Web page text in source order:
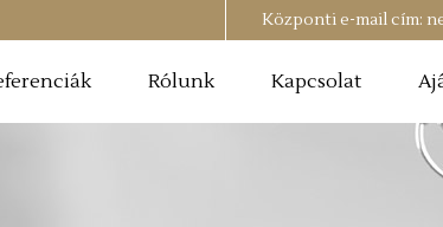
Központi e-mail cím:
Rólunk Kapcsolat